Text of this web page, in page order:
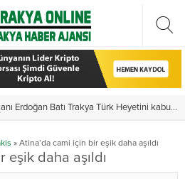
Türkiye Cumhurbaşkanı Erdoğan Batı Trakya Türk Heyetini kabul etti
» Atina’da cami için bir eşik daha aşıldı
daha aşıldı